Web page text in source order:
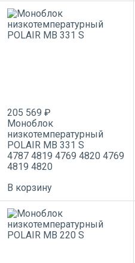
205 569 ₽
Моноблок
низкотемпературный
POLAIR MB 331 S
4787 4819 4769 4820 4769
4819 4820
В корзину